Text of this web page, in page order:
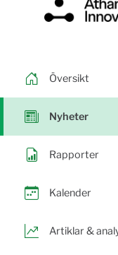
Översikt
Nyheter
Rapporter
Kalender
Artiklar &